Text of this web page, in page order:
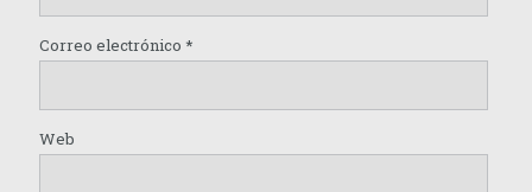
Correo electrónico *
Web